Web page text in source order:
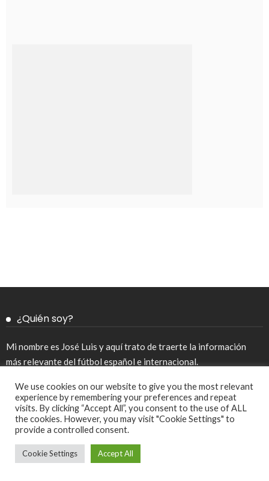
¿Quién soy?
Mi nombre es José Luis y aquí trato de traerte la información
más relevante del fútbol español e internacional.
Redes Sociales
We use cookies on our website to give you the most relevant
experience by remembering your preferences and repeat
visits. By clicking “Accept All”, you consent to the use of ALL
the cookies. However, you may visit "Cookie Settings" to
provide a controlled consent.
Cookie Settings Accept All